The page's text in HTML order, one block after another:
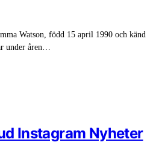
Watson, född 15 april 1990 och känd
under åren…
Instagram Nyheter